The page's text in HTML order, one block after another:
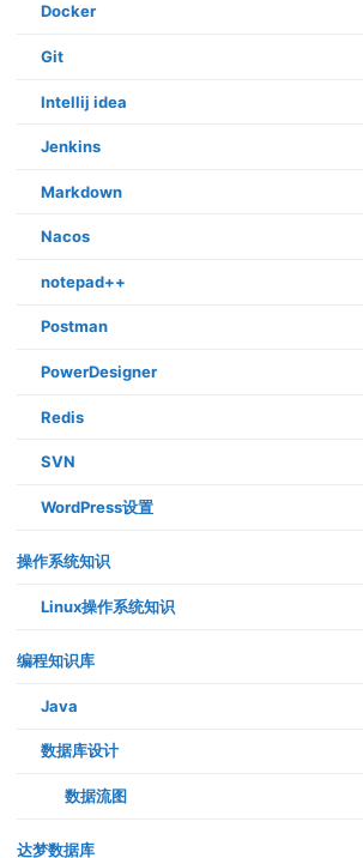
Docker
Git
Intellij idea
Jenkins
Markdown
Nacos
notepad++
Postman
PowerDesigner
Redis
SVN
WordPress设置
操作系统知识
Linux操作系统知识
编程知识库
Java
数据库设计
数据流图
达梦数据库